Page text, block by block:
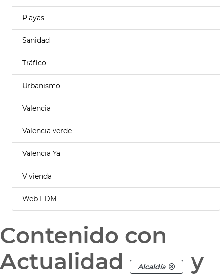
Playas
Sanidad
Tráfico
Urbanismo
Valencia
Valencia verde
Valencia Ya
Vivienda
Web FDM
Contenido con
Actualidad
Alcaldía
y